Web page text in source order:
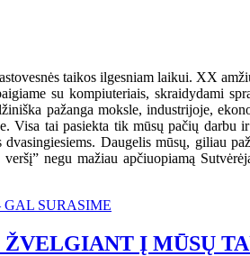
taikos ilgesniam laikui. XX
su kompiuteriais, skraidydami
pažanga moksle, industrijoje,
Visa tai pasiekta tik mūsų pačių darbu
Daugelis mūsų, giliau
veršį” negu mažiau apčiuopiamą
GAL SURASIME
Į MŪSŲ